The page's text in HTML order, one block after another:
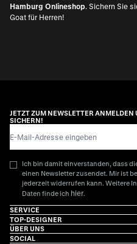
Hamburg Onlineshop. Sichern Sie
Goat für Herren!
JETZT ZUM NEWSLETTER
SICHERN!
Ich bin damit einverstanden, dass
einen Newsletter zusendet. Mir ist
jederzeit widerrufen kann. Weitere
Daten finde ich hier.
SERVICE
TOP-DESIGNER
ÜBER UNS
SOCIAL